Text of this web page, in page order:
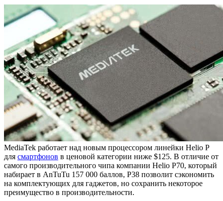
MediaTek работает над новым процессором линейки Helio P
для смартфонов в ценовой категории ниже $125. В отличие от
самого производительного чипа компании Helio P70, который
набирает в AnTuTu 157 000 баллов, P38 позволит сэкономить
на комплектующих для гаджетов, но сохранить некоторое
преимущество в производительности.